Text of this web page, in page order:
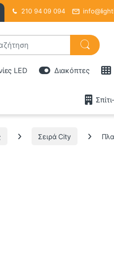
210 94 09 094
LED Διακόπτες
Σειρά City